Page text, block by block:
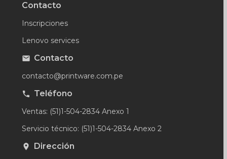
Contacto
Inscripciones
Lenovo services
Contacto
contacto@printware.com.pe
Teléfono
Ventas: (51)1-504-2834 Anexo 1
Servicio técnico: (51)1-504-2834 Anexo 2
Dirección